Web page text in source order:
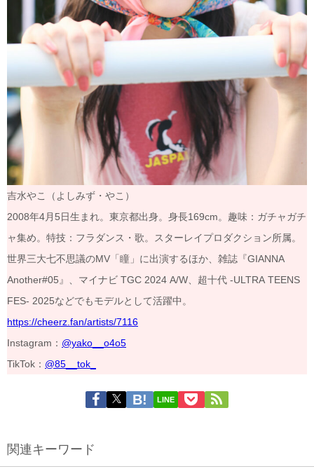
吉水やこ（よしみず・やこ）
2008年4月5日生まれ。東京都出身。身長169cm。趣味：ガチャガチ
ャ集め。特技：フラダンス・歌。スターレイプロダクション所属。
世界三大七不思議のMV「瞳」に出演するほか、雑誌『GIANNA
Another#05』、マイナビ TGC 2024 A/W、超十代 -ULTRA TEENS
FES- 2025などでもモデルとして活躍中。
https://cheerz.fan/artists/7116
Instagram： @yako__o4o5
TikTok： @85__tok_
LINE
関連キーワード